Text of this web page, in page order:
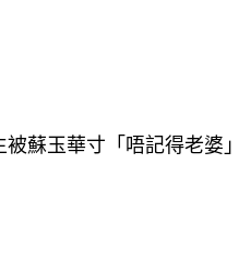
被蘇玉華寸「唔記得老